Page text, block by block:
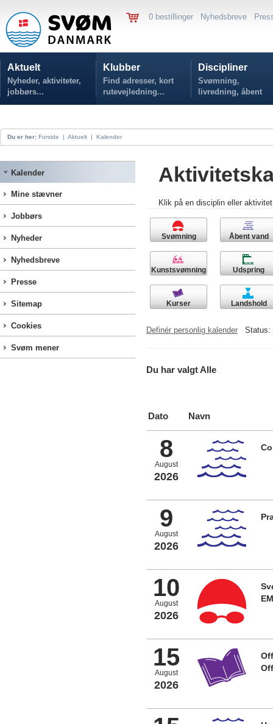
0 bestillinger Nyhedsbreve
Aktuelt
Nyheder, aktiviteter,
jobbørs...
Klubber
Find adresser, kort
rutevejledning...
Discipliner
Svømning,
livredning, åbent
vand...
Du er her: Forside | Aktuelt | Kalender
Kalender
Mine stævner
Jobbørs
Nyheder
Nyhedsbreve
Presse
Sitemap
Cookies
Svøm mener
Klik på en disciplin eller
Svømning Åbent vand
Kunstsvømning Udspring
Kurser Landshold
Definér personlig kalender Status:
Du har valgt Alle
Dato Navn
8
August
2026
9
August
2026
10
August
2026
15
August
2026